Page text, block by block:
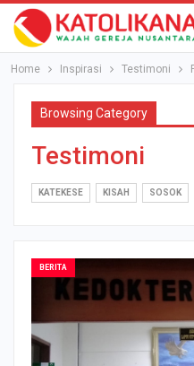
Home Inspirasi Testimoni
Browsing Category
Testimoni
KATEKESE KISAH SOSOK
BERITA